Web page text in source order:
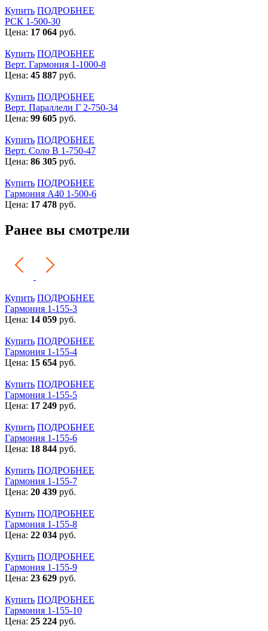
Купить ПОДРОБНЕЕ
РСК 1-500-30
Цена: 17 064 руб.
Купить ПОДРОБНЕЕ
Верт. Гармония 1-1000-8
Цена: 45 887 руб.
Купить ПОДРОБНЕЕ
Верт. Параллели Г 2-750-34
Цена: 99 605 руб.
Купить ПОДРОБНЕЕ
Верт. Соло В 1-750-47
Цена: 86 305 руб.
Купить ПОДРОБНЕЕ
Гармония А40 1-500-6
Цена: 17 478 руб.
Ранее вы смотрели
Купить ПОДРОБНЕЕ
Гармония 1-155-3
Цена: 14 059 руб.
Купить ПОДРОБНЕЕ
Гармония 1-155-4
Цена: 15 654 руб.
Купить ПОДРОБНЕЕ
Гармония 1-155-5
Цена: 17 249 руб.
Купить ПОДРОБНЕЕ
Гармония 1-155-6
Цена: 18 844 руб.
Купить ПОДРОБНЕЕ
Гармония 1-155-7
Цена: 20 439 руб.
Купить ПОДРОБНЕЕ
Гармония 1-155-8
Цена: 22 034 руб.
Купить ПОДРОБНЕЕ
Гармония 1-155-9
Цена: 23 629 руб.
Купить ПОДРОБНЕЕ
Гармония 1-155-10
Цена: 25 224 руб.